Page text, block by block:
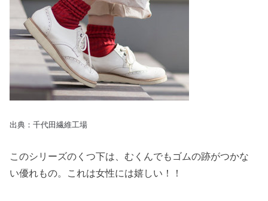
出典：千代田繊維工場
このシリーズのくつ下は、むくんでもゴムの跡がつかな
い優れもの。これは女性には嬉しい！！